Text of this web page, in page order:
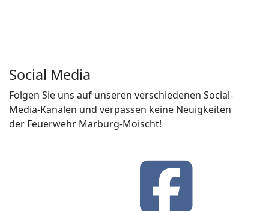
Social Media
Folgen Sie uns auf unseren verschiedenen Social-
Media-Kanälen und verpassen keine Neuigkeiten
der Feuerwehr Marburg-Moischt!